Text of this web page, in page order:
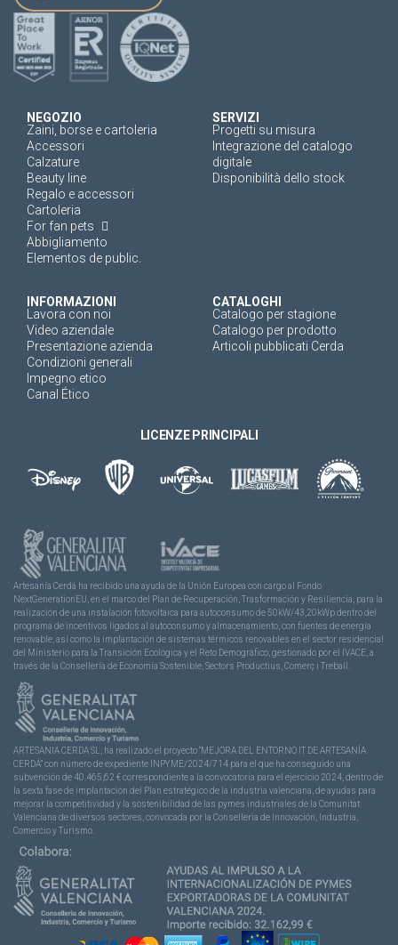
NEGOZIO
Zaini, borse e cartoleria
Accessori
Calzature
Beauty line
Regalo e accessori
Cartoleria
For fan pets
Abbigliamento
Elementos de public.
SERVIZI
Progetti su misura
Integrazione del catalogo
digitale
Disponibilità dello stock
INFORMAZIONI
Lavora con noi
Video aziendale
Presentazione azienda
Condizioni generali
Impegno etico
Canal Ético
CATALOGHI
Catalogo per stagione
Catalogo per prodotto
Articoli pubblicati Cerda
LICENZE PRINCIPALI
Artesanía Cerdá ha recibido una ayuda de la Unión Europea con cargo al Fondo
NextGenerationEU, en el marco del Plan de Recuperación, Trasformación y Resiliencia, para la
realización de una instalación fotovoltaica para autoconsumo de 50kW/43,20kWp dentro del
programa de incentivos ligados al autoconsumo y almacenamiento, con fuentes de energía
renovable, así como la implantación de sistemas térmicos renovables en el sector residencial
del Ministerio para la Transición Ecológica y el Reto Demográfico, gestionado por el IVACE, a
través de la Consellería de Economía Sostenible, Sectors Productius, Comerç i Treball.
ARTESANIA CERDA SL, ha realizado el proyecto “MEJORA DEL ENTORNO IT DE ARTESANÍA
CERDÁ” con número de expediente INPYME/2024/714 para el que ha conseguido una
subvención de 40.465,62 € correspondiente a la convocatoria para el ejercicio 2024, dentro de
la sexta fase de implantación del Plan estratégico de la industria valenciana, de ayudas para
mejorar la competitividad y la sostenibilidad de las pymes industriales de la Comunitat
Valenciana de diversos sectores, convocada por la Conselleria de Innovación, Industria,
Comercio y Turismo.